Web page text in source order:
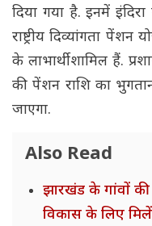
दिया गया है. इनमें इंदिरा
राष्ट्रीय दिव्यांगता पेंशन
के लाभार्थी शामिल हैं.
की पेंशन राशि का
जाएगा.
Also Read
झारखंड के गांवों
विकास के लिए